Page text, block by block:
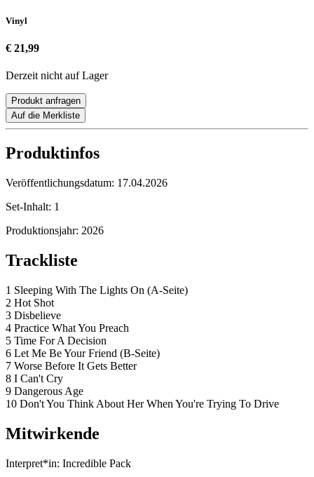
Vinyl
€ 21,99
Derzeit nicht auf Lager
Produkt anfragen
Auf die Merkliste
Produktinfos
Veröffentlichungsdatum: 17.04.2026
Set-Inhalt: 1
Produktionsjahr: 2026
Trackliste
1 Sleeping With The Lights On (A-Seite)
2 Hot Shot
3 Disbelieve
4 Practice What You Preach
5 Time For A Decision
6 Let Me Be Your Friend (B-Seite)
7 Worse Before It Gets Better
8 I Can't Cry
9 Dangerous Age
10 Don't You Think About Her When You're Trying To Drive
Mitwirkende
Interpret*in: Incredible Pack